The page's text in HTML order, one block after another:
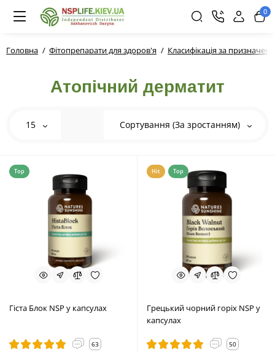
0
Головна Фітопрепарати для здоров'я Класифікація за
Атопічний дерматит
15 Сортування (За зростанням)
Top
Гіста Блок NSP у капсулах
63
Hit Top
Грецький чорний горіх NSP у
капсулах
50